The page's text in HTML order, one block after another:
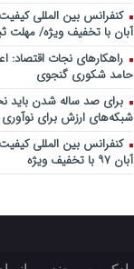
آبان با تخفیف ویژه/ مهلت ثبت
راهکارهای نجات اقتصاد:
حامد شکوری گنجوی
برای صد ساله شدن باید
شبکه‌های ارزش برای نوآوری
آبان ۹۷ با تخفیف ویژه